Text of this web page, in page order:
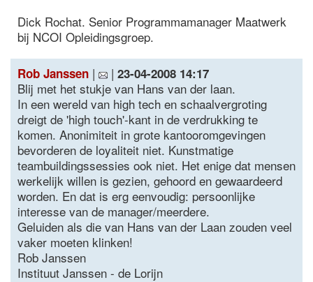
Dick Rochat. Senior Programmamanager Maatwerk
bij NCOI Opleidingsgroep.
Rob Janssen | | 23-04-2008 14:17
Blij met het stukje van Hans van der laan.
In een wereld van high tech en schaalvergroting
dreigt de 'high touch'-kant in de verdrukking te
komen. Anonimiteit in grote kantooromgevingen
bevorderen de loyaliteit niet. Kunstmatige
teambuildingssessies ook niet. Het enige dat mensen
werkelijk willen is gezien, gehoord en gewaardeerd
worden. En dat is erg eenvoudig: persoonlijke
interesse van de manager/meerdere.
Geluiden als die van Hans van der Laan zouden veel
vaker moeten klinken!
Rob Janssen
Instituut Janssen - de Lorijn